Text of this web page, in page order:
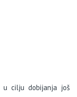
u cilju dobijanja još